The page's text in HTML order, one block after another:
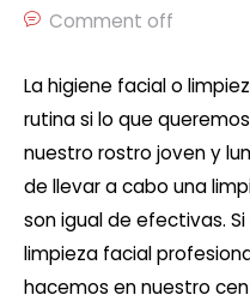
Comment off
La higiene facial o
rutina si lo que
nuestro rostro joven y
de llevar a cabo una
son igual de efectivas.
limpieza facial
hacemos en nuestro